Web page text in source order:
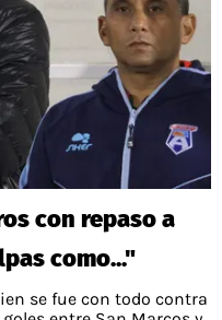
con repaso a
como..."
se fue con todo contra